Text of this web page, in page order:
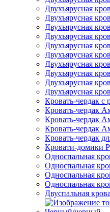
Двухъярусная
Двухъярусная
Двухъярусная
Двухъярусная
Двухъярусная
Двухъярусная
Двухъярусная
Двухъярусная
Двухъярусная
Двухъярусная
Кровать-чердак с
Кровать-чердак
Кровать-чердак
Кровать-чердак
Кровать-чердак
Кровати-домики
Односпальная
Односпальная
Односпальная
Односпальная
Двуспальная